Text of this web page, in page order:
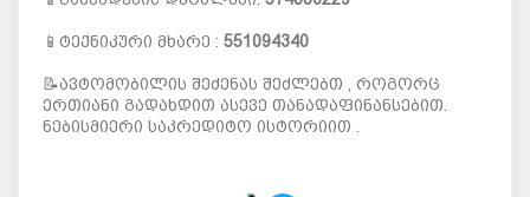
📱ტექნიკური მხარე : 551094340
📝ავტომობილის შეძენას შეძლებთ , როგორც
ერთიანი გადახდით ასევე თანადაფინანსებით.
ნებისმიერი საკრედიტო ისტორიით .